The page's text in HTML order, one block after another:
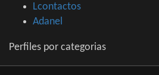
Lcontactos
Adanel
Perfiles por categorias